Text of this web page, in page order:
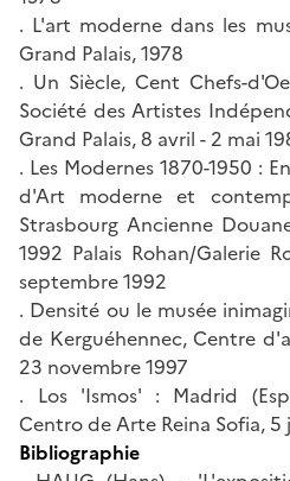
. L'art moderne dans les
Grand Palais, 1978
. Un Siècle, Cent Chefs-
Société des Artistes
Grand Palais, 8 avril - 2 mai
. Les Modernes 1870-1950 :
d'Art moderne et
Strasbourg Ancienne
1992 Palais Rohan/Galerie
septembre 1992
. Densité ou le musée
de Kerguéhennec, Centre
23 novembre 1997
. Los 'Ismos' : Madrid
Centro de Arte Reina Sofia,
Bibliographie